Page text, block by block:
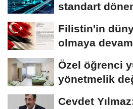
standart
Filistin'in
olmaya
Özel öğrenci
yönetmelik
Cevdet